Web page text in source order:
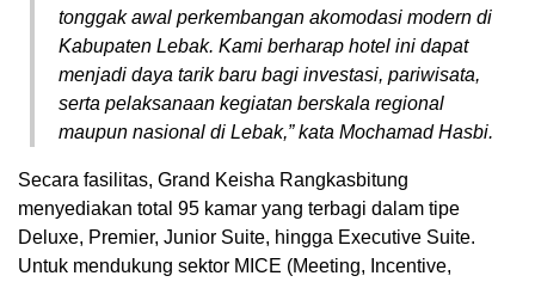
tonggak awal perkembangan akomodasi modern di
Kabupaten Lebak. Kami berharap hotel ini dapat
menjadi daya tarik baru bagi investasi, pariwisata,
serta pelaksanaan kegiatan berskala regional
maupun nasional di Lebak,” kata Mochamad Hasbi.
​Secara fasilitas, Grand Keisha Rangkasbitung
menyediakan total 95 kamar yang terbagi dalam tipe
Deluxe, Premier, Junior Suite, hingga Executive Suite.
Untuk mendukung sektor MICE (Meeting, Incentive,